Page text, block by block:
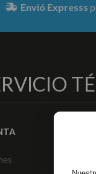
Envió Expressspara